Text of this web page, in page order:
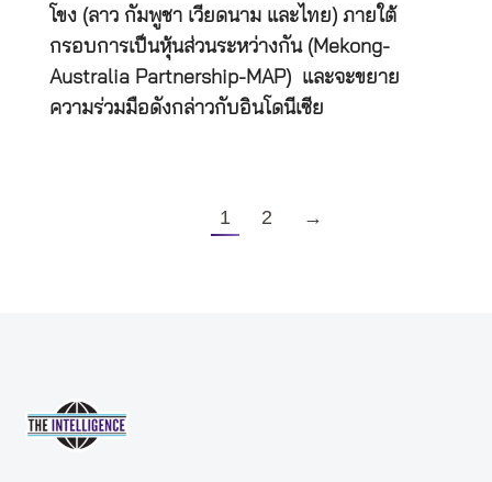
โขง (ลาว กัมพูชา เวียดนาม และไทย) ภายใต้
กรอบการเป็นหุ้นส่วนระหว่างกัน (Mekong-
Australia Partnership-MAP) และจะขยาย
ความร่วมมือดังกล่าวกับอินโดนีเซีย
1 2 →